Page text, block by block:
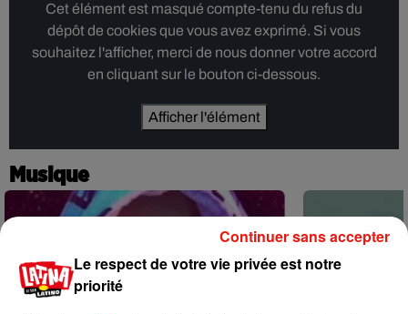
Cet élément est masqué compte-tenu du refus du
dépôt de cookies que vous avez exprimé. Si vous
souhaitez l'afficher, merci de nous donner votre accord
en cliquant sur le bouton ci-dessous.
Afficher l'élément
Musique
Le respect de votre vie privée est notre
priorité
Continuer sans accepter